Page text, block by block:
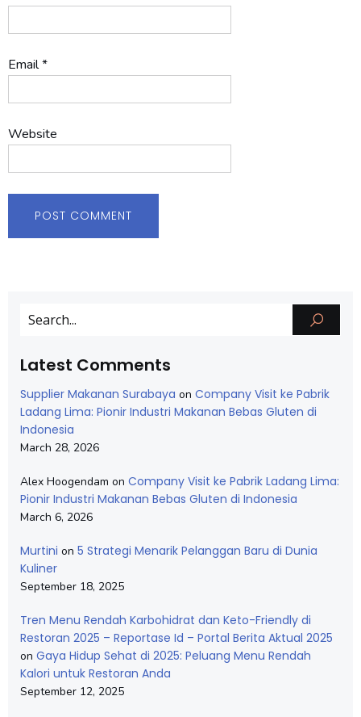
Email*
Website
Latest Comments
Supplier Makanan Surabaya on Company Visit ke Pabrik
Ladang Lima: Pionir Industri Makanan Bebas Gluten di
Indonesia
March 28, 2026
Alex Hoogendam on Company Visit ke Pabrik Ladang Lima:
Pionir Industri Makanan Bebas Gluten di Indonesia
March 6, 2026
Murtini on 5 Strategi Menarik Pelanggan Baru di Dunia
Kuliner
September 18, 2025
Tren Menu Rendah Karbohidrat dan Keto-Friendly di
Restoran 2025 – Reportase Id – Portal Berita Aktual 2025
on Gaya Hidup Sehat di 2025: Peluang Menu Rendah
Kalori untuk Restoran Anda
September 12, 2025